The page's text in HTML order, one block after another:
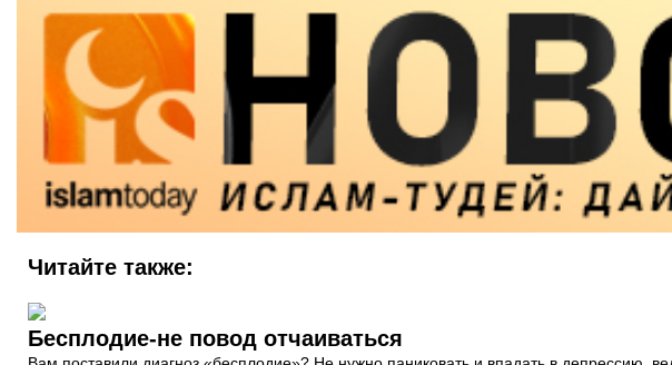
Читайте также:
Бесплодие-не повод отчаиваться